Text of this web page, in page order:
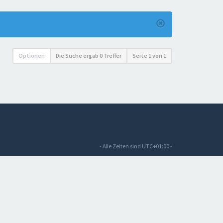
Optionen Die Suche ergab 0 Treffer Seite 1von 1
- Alle Zeiten sind UTC+01:00-